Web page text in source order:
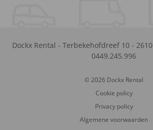
Dockx Rental - Terbekehofdreef 10 - 2610
0449.245.996
© 2026 Dockx Rental
Cookie policy
Privacy policy
Algemene voorwaarden